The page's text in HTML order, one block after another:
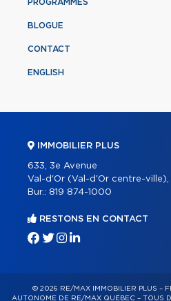
PROGRAMMES
BLOGUE
CONTACT
ENGLISH
IMMOBILIER PLUS
633, 3e Avenue
Val-d'Or (Val-d'Or centre-ville),
Bur.: 819 874-1000
RESTONS EN CONTACT
© 2026 RE/MAX IMMOBILIER PLUS –
AUTONOME DE RE/MAX QUÉBEC – TOUS